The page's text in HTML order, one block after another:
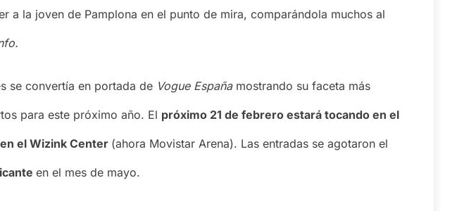
la joven de Pamplona en el punto de mira, comparándola muchos al
se convertía en portada de Vogue Españamostrando su faceta más
para este próximo año. El próximo 21 de febrero estará tocando en el
el Wizink Center (ahora Movistar Arena). Las entradas se agotaron el
en el mes de mayo.